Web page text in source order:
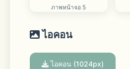
ภาพหน้าจอ 5
ไอคอน
ไอคอน (1024px)